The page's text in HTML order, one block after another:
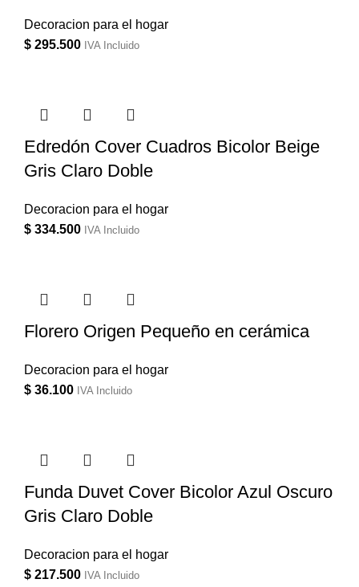
Decoracion para el hogar
$ 295.500 IVA Incluido
Edredón Cover Cuadros Bicolor Beige
Gris Claro Doble
Decoracion para el hogar
$ 334.500 IVA Incluido
Florero Origen Pequeño en cerámica
Decoracion para el hogar
$ 36.100 IVA Incluido
Funda Duvet Cover Bicolor Azul Oscuro
Gris Claro Doble
Decoracion para el hogar
$ 217.500 IVA Incluido